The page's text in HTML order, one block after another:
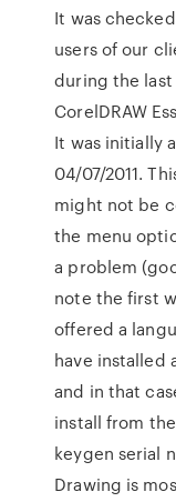
It was
users of our
during the
CorelDRAW
It was initially
04/07/2011.
might not be
the menu
a problem
note the first
offered a
have installed
and in that
install from
keygen serial
Drawing is